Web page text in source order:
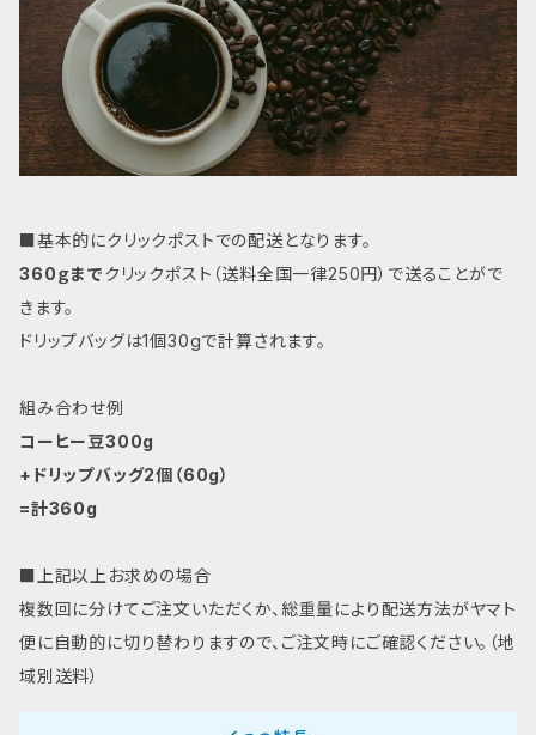
■基本的にクリックポストでの配送となります。
360ｇまでクリックポスト（送料全国一律250円）で送ることがで
きます。
ドリップバッグは1個30gで計算されます。
組み合わせ例
コーヒー豆300g
+ドリップバッグ2個（60g）
=計360g
■ 上記以上お求めの場合
複数回に分けてご注文いただくか、総重量により配送方法がヤマト
便に自動的に切り替わりますので、ご注文時にご確認ください。（地
域別送料）